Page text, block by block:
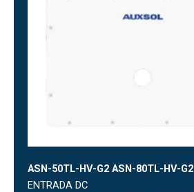
ASN-50TL-HV-G2 ASN-80TL-HV-G2
ENTRADA DC